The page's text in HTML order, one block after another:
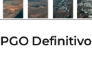
PGO Definitivo